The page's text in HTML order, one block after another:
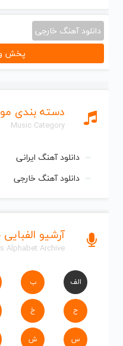
دسته بندی
Music Category
دانلود آهنگ ایرانی
دانلود آهنگ خارجی
آرشیو
Alphabet Archive
الف ب
ح خ
س ش
دانلود آهنگ خارجی
پخش و